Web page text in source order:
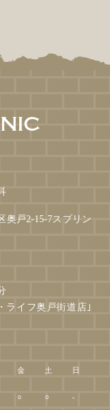
奥戸2-15-7スプリン
ライフ奥戸街道店｣
金 土 日
○ ○ -